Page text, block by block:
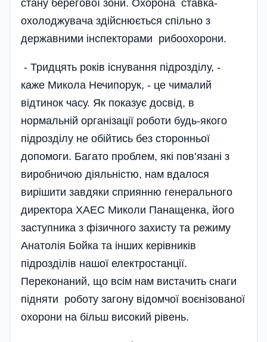
стану берегової зони. Охорона ставка-
охолоджувача здійснюється спільно з
державними інспекторами рибоохорони.
- Тридцять років існування підрозділу, -
каже Микола Нечипорук, - це чималий
відтинок часу. Як показує досвід, в
нормальній організації роботи будь-якого
підрозділу не обійтись без сторонньої
допомоги. Багато проблем, які пов’язані з
виробничою діяльністю, нам вдалося
вирішити завдяки сприянню генерального
директора ХАЕС Миколи Панащенка, його
заступника з фізичного захисту та режиму
Анатолія Бойка та інших керівників
підрозділів нашої електростанції.
Переконаний, що всім нам вистачить снаги
підняти роботу загону відомчої воєнізованої
охорони на більш високий рівень.